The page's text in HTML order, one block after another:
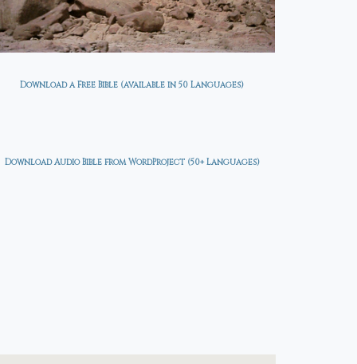
Download a Free Bible (available in 50 Languages)
Download Audio Bible from WordProject (50+ Languages)